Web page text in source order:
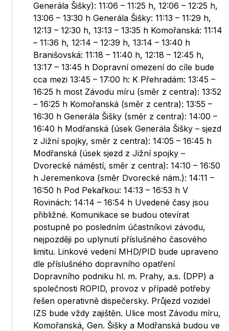
Generála Šišky): 11:06 – 11:25 h, 12:06 – 12:25 h,
13:06 – 13:30 h Generála Šišky: 11:13 – 11:29 h,
12:13 – 12:30 h, 13:13 – 13:35 h Komořanská: 11:14
– 11:36 h, 12:14 – 12:39 h, 13:14 – 13:40 h
Branišovská: 11:18 – 11:40 h, 12:18 – 12:45 h,
13:17 – 13:45 h Dopravní omezení do cíle bude
cca mezi 13:45 – 17:00 h: K Přehradám: 13:45 –
16:25 h most Závodu míru (směr z centra): 13:52
– 16:25 h Komořanská (směr z centra): 13:55 –
16:30 h Generála Šišky (směr z centra): 14:00 –
16:40 h Modřanská (úsek Generála Šišky – sjezd
z Jižní spojky, směr z centra): 14:05 – 16:45 h
Modřanská (úsek sjezd z Jižní spojky –
Dvorecké náměstí, směr z centra): 14:10 – 16:50
h Jeremenkova (směr Dvorecké nám.): 14:11 –
16:50 h Pod Pekařkou: 14:13 – 16:53 h V
Rovinách: 14:14 – 16:54 h Uvedené časy jsou
přibližné. Komunikace se budou otevírat
postupně po posledním účastníkovi závodu,
nejpozději po uplynutí příslušného časového
limitu. Linkové vedení MHD/PID bude upraveno
dle příslušného dopravního opatření
Dopravního podniku hl. m. Prahy, a.s. (DPP) a
společnosti ROPID, provoz v případě potřeby
řešen operativně dispečersky. Průjezd vozidel
IZS bude vždy zajištěn. Ulice most Závodu míru,
Komořanská, Gen. Šišky a Modřanská budou ve